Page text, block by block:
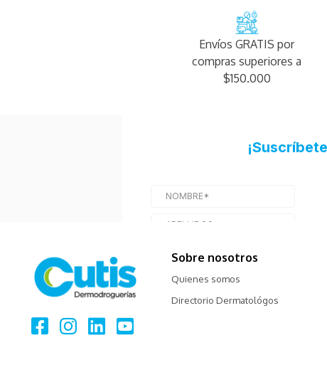
Envíos GRATIS por
compras superiores a
$150.000
Sobre nosotros
Quienes somos
Directorio Dermatológos